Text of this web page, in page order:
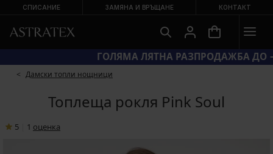
СПИСАНИЕ ЗАМЯНА И ВРЪЩАНЕ КОНТАКТ
КОД BRA20 = СУТИЕНИ −20 %
Дамски топли нощници
Топлеща рокля Pink Soul
5 1 oценка